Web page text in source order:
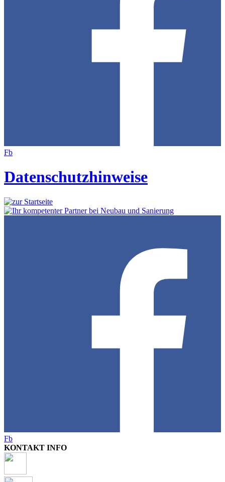
Fb
Datenschutzhinweise
Fb
KONTAKT INFO